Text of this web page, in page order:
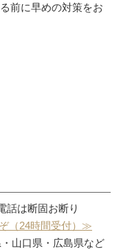
前に早めの対策をお
話は断固お断り
（24時間受付）≫
山口県・広島県など